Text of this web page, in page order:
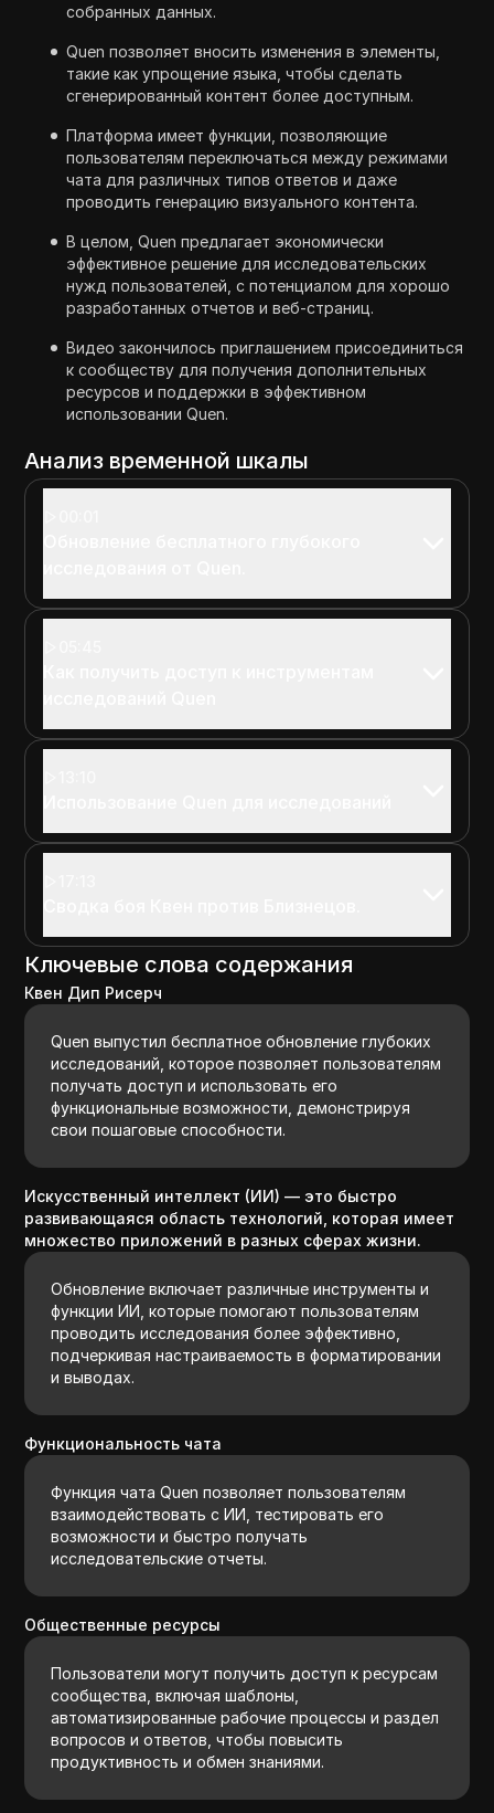
собранных данных.
Quen позволяет вносить изменения в элементы,
такие как упрощение языка, чтобы сделать
сгенерированный контент более доступным.
Платформа имеет функции, позволяющие
пользователям переключаться между режимами
чата для различных типов ответов и даже
проводить генерацию визуального контента.
В целом, Quen предлагает экономически
эффективное решение для исследовательских
нужд пользователей, с потенциалом для хорошо
разработанных отчетов и веб-страниц.
Видео закончилось приглашением присоединиться
к сообществу для получения дополнительных
ресурсов и поддержки в эффективном
использовании Quen.
Анализ временной шкалы
Ключевые слова содержания
Квен Дип Рисерч
Quen выпустил бесплатное обновление глубоких
исследований, которое позволяет пользователям
получать доступ и использовать его
функциональные возможности, демонстрируя
свои пошаговые способности.
Искусственный интеллект (ИИ) — это быстро
развивающаяся область технологий, которая имеет
множество приложений в разных сферах жизни.
Обновление включает различные инструменты и
функции ИИ, которые помогают пользователям
проводить исследования более эффективно,
подчеркивая настраиваемость в форматировании
и выводах.
Функциональность чата
Функция чата Quen позволяет пользователям
взаимодействовать с ИИ, тестировать его
возможности и быстро получать
исследовательские отчеты.
Общественные ресурсы
Пользователи могут получить доступ к ресурсам
сообщества, включая шаблоны,
автоматизированные рабочие процессы и раздел
вопросов и ответов, чтобы повысить
продуктивность и обмен знаниями.